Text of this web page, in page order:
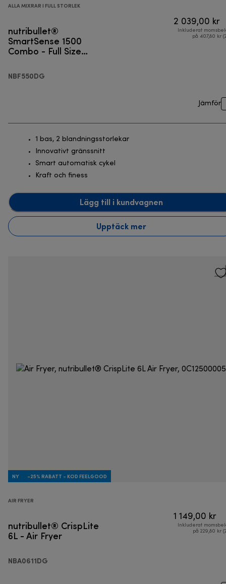
ALLA MIXRAR I FULL STORLEK
nutribullet®
SmartSense 1500
Combo - Full Size
NBF550DG
2 039,00 kr
Inkluderat
på 407,80 kr
Jämför
1 bas, 2 blandningsstorlekar
Innovativt gränssnitt
Smart automatisk cykel
Kraft och finess
Lägg till i kundvagnen
Upptäck mer
NY -25% RABATT - KOD FEELGOOD
AIR FRYER
nutribullet® CrispLite
6L - Air Fryer
NBA0611DG
1 149,00 kr
Inkluderat
på 229,80 kr